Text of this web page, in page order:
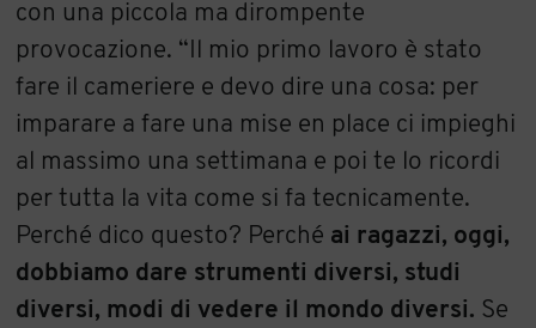
con una piccola ma dirompente
provocazione. “Il mio primo lavoro è stato
fare il cameriere e devo dire una cosa: per
imparare a fare una mise en place ci impieghi
al massimo una settimana e poi te lo ricordi
per tutta la vita come si fa tecnicamente.
Perché dico questo? Perché ai ragazzi, oggi,
dobbiamo dare strumenti diversi, studi
diversi, modi di vedere il mondo diversi. Se